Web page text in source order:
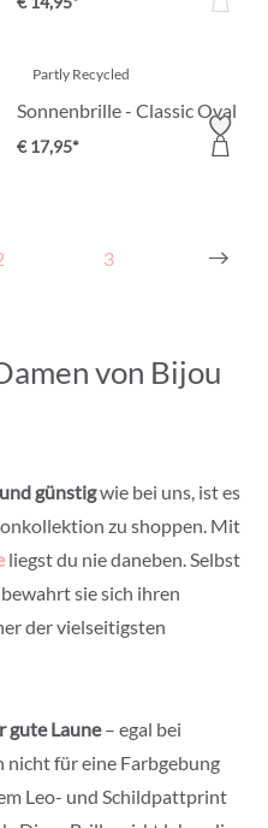
Partly Recycled
Sonnenbrille - Classic Oval
€ 17,95*
3
von Bijou
günstigwie bei uns, ist es
zu shoppen. Mit
liegst du nie daneben. Selbst
sie sich ihren
der vielseitigsten
gute Laune– egal bei
für eine Farbgebung
Leo- und Schildpattprint